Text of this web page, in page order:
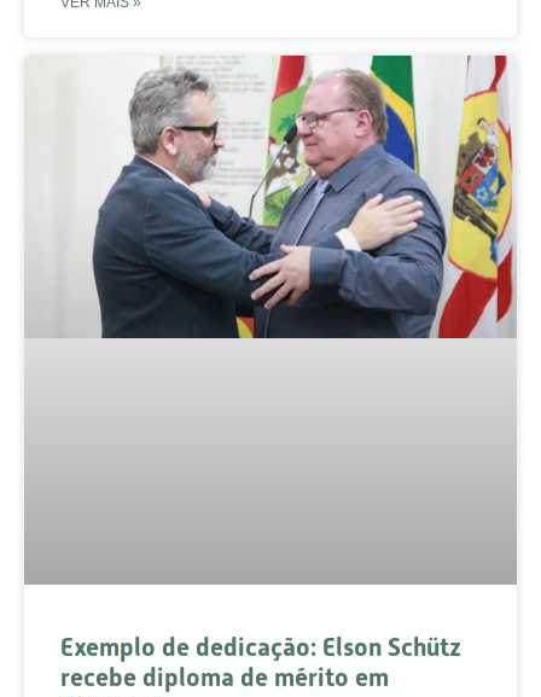
Exemplo de dedicação: Elson Schütz
recebe diploma de mérito em